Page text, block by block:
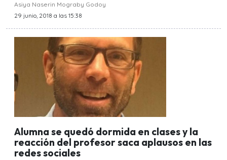
Asiya Naserin Mograby Godoy
29 junio, 2018 a las 15:38
Alumna se quedó dormida en clases y la
reacción del profesor saca aplausos en las
redes sociales